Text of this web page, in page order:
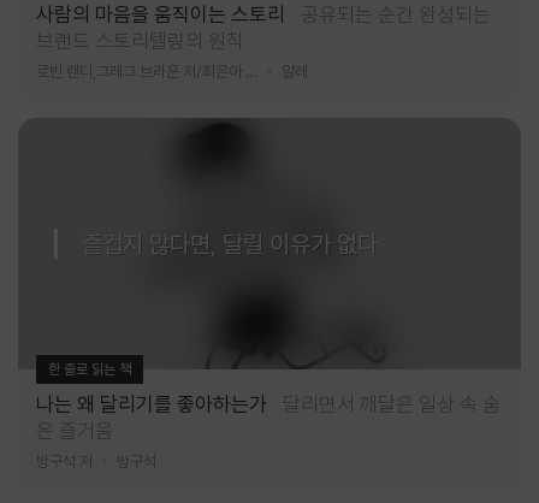
사람의 마음을 움직이는 스토리
공유되는 순간 완성되는
브랜드 스토리텔링의 원칙
알레
즐겁지 않다면, 달릴 이유가 없다
한 줄로 읽는 책
나는 왜 달리기를 좋아하는가
달리면서 깨달은 일상 속 숨
은 즐거움
방구석 저 방구석